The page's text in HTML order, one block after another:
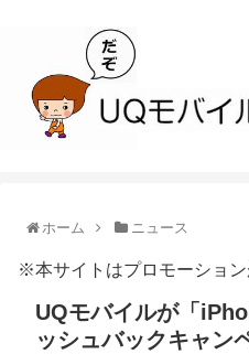
ホーム ニュース
※本サイトはプロモーショ
UQモバイルが「
ッシュバックキャン